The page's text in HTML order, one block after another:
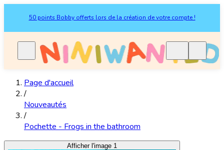
50 points Bobby offerts lors de la création de votre compte !
Page d'accueil
/
Nouveautés
/
Pochette - Frogs in the bathroom
Afficher l'image 1